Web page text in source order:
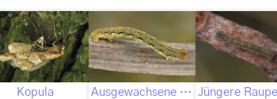
Kopula Ausgewachsene Raupe